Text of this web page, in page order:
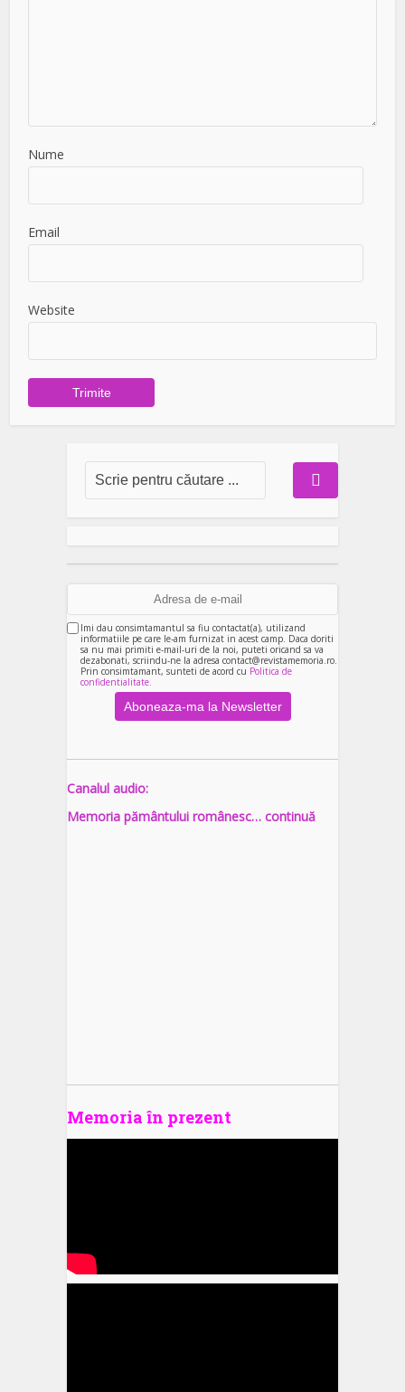
Nume
Email
Website
Imi dau consimtamantul sa fiu contactat(a), utilizand
informatiile pe care le-am furnizat in acest camp. Daca doriti
sa nu mai primiti e-mail-uri de la noi, puteti oricand sa va
dezabonati, scriindu-ne la adresa contact@revistamemoria.ro.
Prin consimtamant, sunteti de acord cu Politica de
confidentialitate.
Canalul audio:
Memoria pământului românesc… continuă
Memoria în prezent